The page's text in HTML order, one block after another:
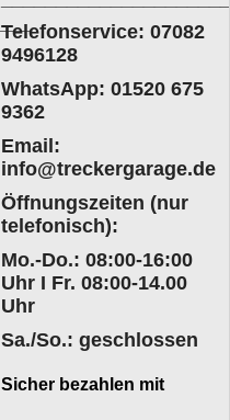
Telefonservice: 07082
9496128
WhatsApp: 01520 675
9362
Email:
info@treckergarage.de
Öffnungszeiten (nur
telefonisch):
Mo.-Do.: 08:00-16:00
Uhr I Fr. 08:00-14.00
Uhr
Sa./So.: geschlossen
Sicher bezahlen mit